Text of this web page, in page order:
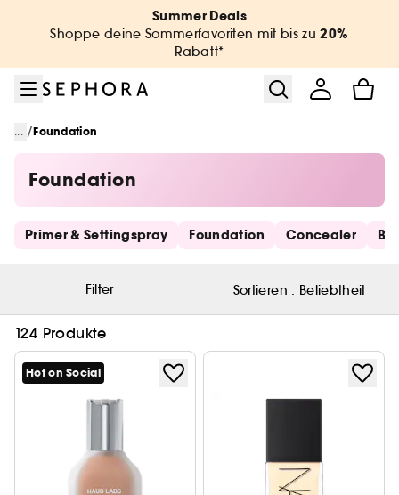
Summer Deals
Shoppe deine Sommerfavoriten mit bis zu20%
Rabatt*
... /Foundation
Foundation
Schnelllinks überspringen
Primer & Settingspray Foundation Concealer
Filter Sortieren : Beliebtheit
124 Produkte
Hot on Social